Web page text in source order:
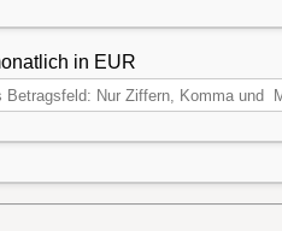
Betrag monatlich in EUR